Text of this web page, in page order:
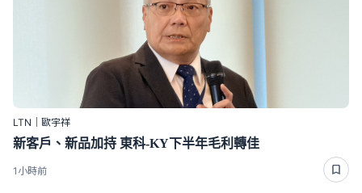
LTN｜歐宇祥
新客戶、新品加持 東科-KY下半年毛利轉佳
1小時前